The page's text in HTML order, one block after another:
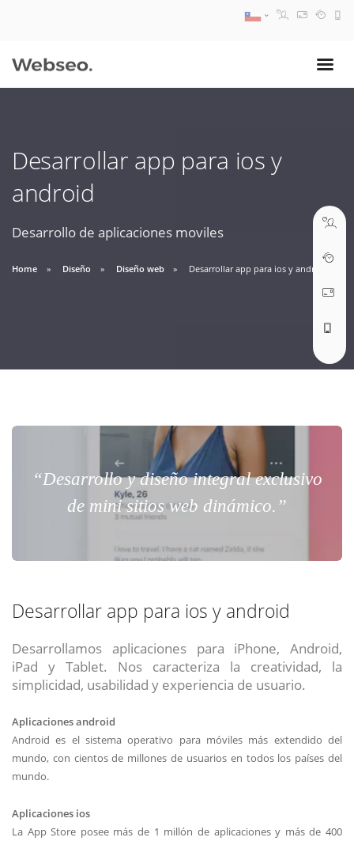
Desarrollar app para ios y
android
Desarrollo de aplicaciones moviles
Home Diseño Diseño web Desarrollar app para ios y android
“Desarrollo y diseño integral exclusivo
de mini sitios web dinámico.”
Desarrollar app para ios y android
Desarrollamos aplicaciones para iPhone, Android,
iPad y Tablet. Nos caracteriza la creatividad, la
simplicidad, usabilidad y experiencia de usuario.
Aplicaciones android
Android es el sistema operativo para móviles más extendido del
mundo, con cientos de millones de usuarios en todos los países del
mundo.
Aplicaciones ios
La App Store posee más de 1 millón de aplicaciones y más de 400
09:30 AM A 18:30 PM
ABRIR TICKET